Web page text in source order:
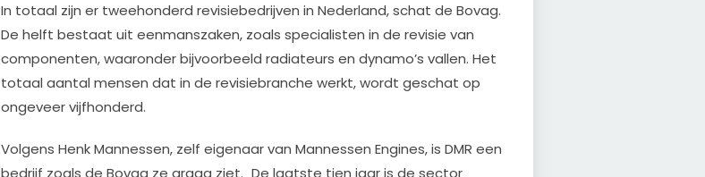
In totaal zijn er tweehonderd revisiebedrijven in Nederland, schat de Bovag.
De helft bestaat uit eenmanszaken, zoals specialisten in de revisie van
componenten, waaronder bijvoorbeeld radiateurs en dynamo’s vallen. Het
totaal aantal mensen dat in de revisiebranche werkt, wordt geschat op
ongeveer vijfhonderd.
Volgens Henk Mannessen, zelf eigenaar van Mannessen Engines, is DMR een
bedrijf zoals de Bovag ze graag ziet. „De laatste tien jaar is de sector